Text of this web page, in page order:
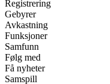
Registrering
Gebyrer
Avkastning
Funksjoner
Samfunn
Følg med
Få nyheter
Samspill